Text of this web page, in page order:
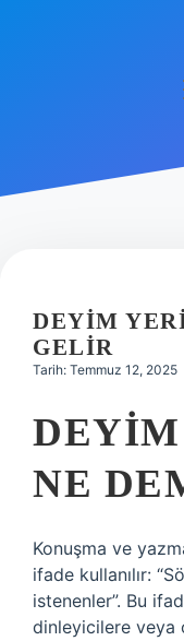
Hakkımızda
DEYIM
GELIR
Tarih: Temmuz 12, 2025
NE
Konuşma ve
ifade kullanılır:
istenenler”. Bu
dinleyicilere veya